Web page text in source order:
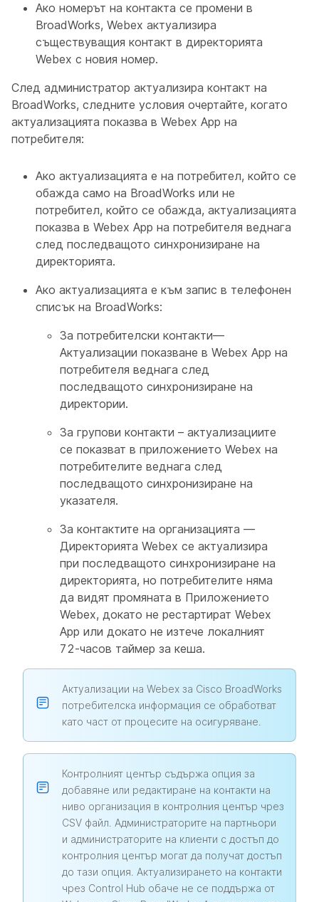
Ако номерът на контакта се промени в
BroadWorks, Webex актуализира
съществуващия контакт в директорията
Webex с новия номер.
След администратор актуализира контакт на
BroadWorks, следните условия очертайте, когато
актуализацията показва в Webex App на
потребителя:
Ако актуализацията е на потребител, който се
обажда само на BroadWorks или не
потребител, който се обажда, актуализацията
показва в Webex App на потребителя веднага
след последващото синхронизиране на
директорията.
Ако актуализацията е към запис в телефонен
списък на BroadWorks:
За потребителски контакти—
Актуализации показване в Webex App на
потребителя веднага след
последващото синхронизиране на
директории.
За групови контакти – актуализациите
се показват в приложението Webex на
потребителите веднага след
последващото синхронизиране на
указателя.
За контактите на организацията —
Директорията Webex се актуализира
при последващото синхронизиране на
директорията, но потребителите няма
да видят промяната в Приложението
Webex, докато не рестартират Webex
App или докато не изтече локалният
72-часов таймер за кеша.
Актуализации на Webex за Cisco BroadWorks
потребителска информация се обработват
като част от процесите на осигуряване.
Контролният център съдържа опция за
добавяне или редактиране на контакти на
ниво организация в контролния център чрез
CSV файл. Администраторите на партньори
и администраторите на клиенти с достъп до
контролния център могат да получат достъп
до тази опция. Актуализирането на контакти
чрез Control Hub обаче не се поддържа от